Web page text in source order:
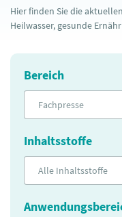
Hier finden Sie die
Heilwasser, gesunde
Bereich
Fachpresse
Inhaltsstoffe
Alle Inhaltsstoffe